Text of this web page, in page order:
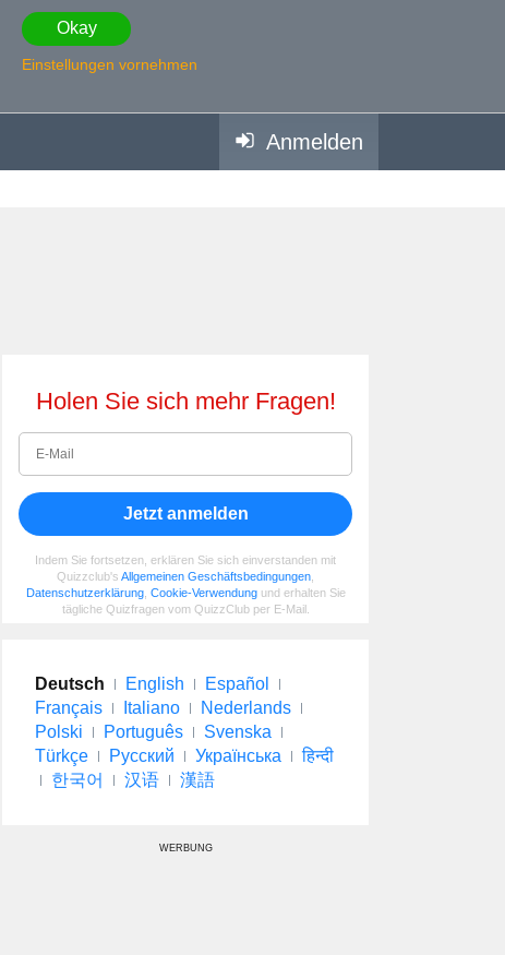
Okay
Einstellungen vornehmen
Anmelden
Holen Sie sich mehr Fragen!
Jetzt anmelden
Indem Sie fortsetzen, erklären Sie sich einverstanden mit
Quizzclub's Allgemeinen Geschäftsbedingungen
Datenschutzerklärung, Cookie-Verwendungund erhalten Sie
tägliche Quizfragen vom QuizzClub per E-Mail.
Deutsch English
Español
Français
Italiano
Nederlands
Polski
Português
Svenska
Türkçe
Русский Українська
हिन्दी
한국어
汉语 漢語
WERBUNG